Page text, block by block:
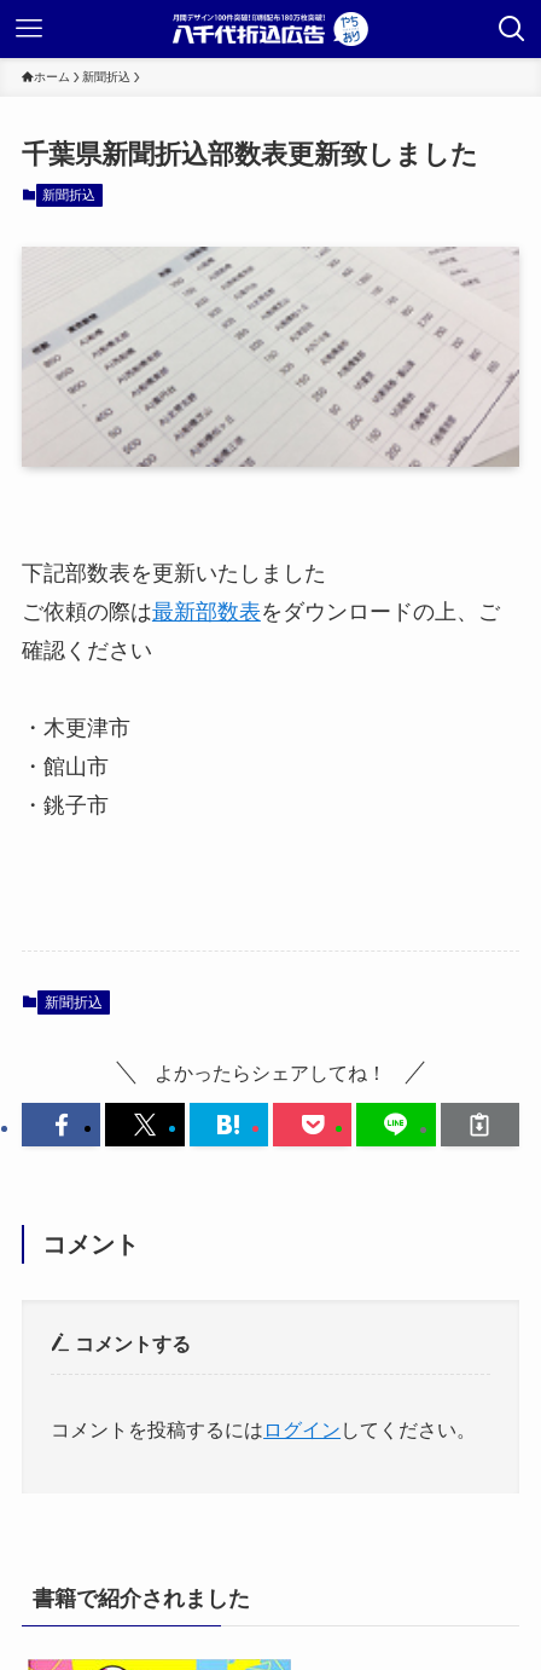
ホーム 新聞折込
千葉県新聞折込部数表更新致しました
新聞折込
下記部数表を更新いたしました
ご依頼の際は最新部数表をダウンロードの上、ご
確認ください
・木更津市
・館山市
・銚子市
新聞折込
よかったらシェアしてね！
コメント
コメントする
コメントを投稿するには ログイン してください。
書籍で紹介されました